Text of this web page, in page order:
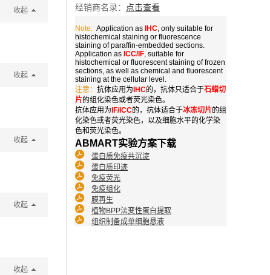
经销商名录：
点击查看
Note: Application as IHC, only suitable for
histochemical staining or fluorescence
staining of paraffin-embedded sections.
Application as ICC/IF, suitable for
histochemical or fluorescent staining of frozen
sections, as well as chemical and fluorescent
staining at the cellular level.
注意： 抗体应用为 IHC的，抗体只适合于石蜡切
片的组化染色或者荧光染色。
抗体应用为 IF/ICC的，抗体适合于冰冻切片的组
化染色或者荧光染色，以及细胞水平的化学染
色和荧光染色。
ABMART实验方案下载
蛋白质免疫共沉淀
蛋白质印迹
免疫荧光
免疫组化
膜再生
植物BPP法变性蛋白提取
组织制备成单细胞悬液
收起
收起
收起
收起
收起